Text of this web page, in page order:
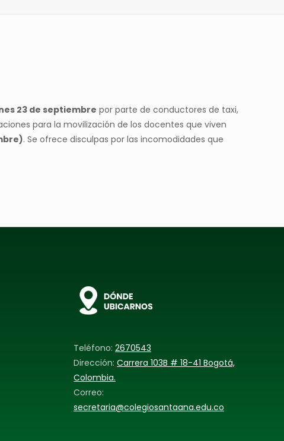
23 de septiembre por parte de conductores de taxi,
para la movilización de los docentes que viven
. Se ofrece disculpas por las incomodidades que
Teléfono: 2670543
Dirección: Carrera 103B # 18-41 Bogotá,
Colombia.
Correo:
secretaria@colegiosantaana.edu.co